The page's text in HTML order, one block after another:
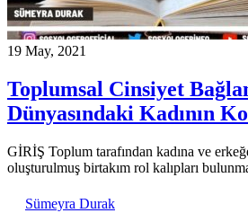
19 May, 2021
Toplumsal Cinsiyet
Dünyasındaki Kadının
GİRİŞ Toplum tarafından kadına ve
oluşturulmuş birtakım rol kalıpları
Sümeyra Durak